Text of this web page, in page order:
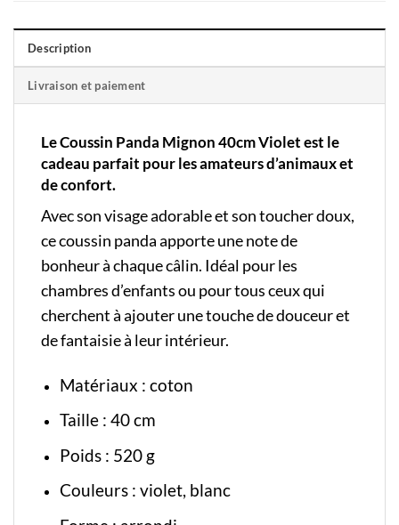
Description
Livraison et paiement
Le Coussin Panda Mignon 40cm Violet est le
cadeau parfait pour les amateurs d’animaux et
de confort.
Avec son visage adorable et son toucher doux,
ce coussin panda apporte une note de
bonheur à chaque câlin. Idéal pour les
chambres d’enfants ou pour tous ceux qui
cherchent à ajouter une touche de douceur et
de fantaisie à leur intérieur.
Matériaux : coton
Taille : 40 cm
Poids : 520 g
Couleurs : violet, blanc